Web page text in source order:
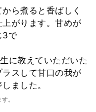
ら煮ると香ばしく
がります。甘めが
3で
に教えていただいた
スして甘口の我が
ました。
。